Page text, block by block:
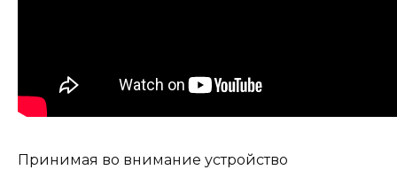
Принимая во внимание устройство